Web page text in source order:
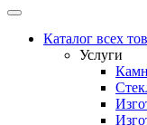
Каталог всех
Услуги